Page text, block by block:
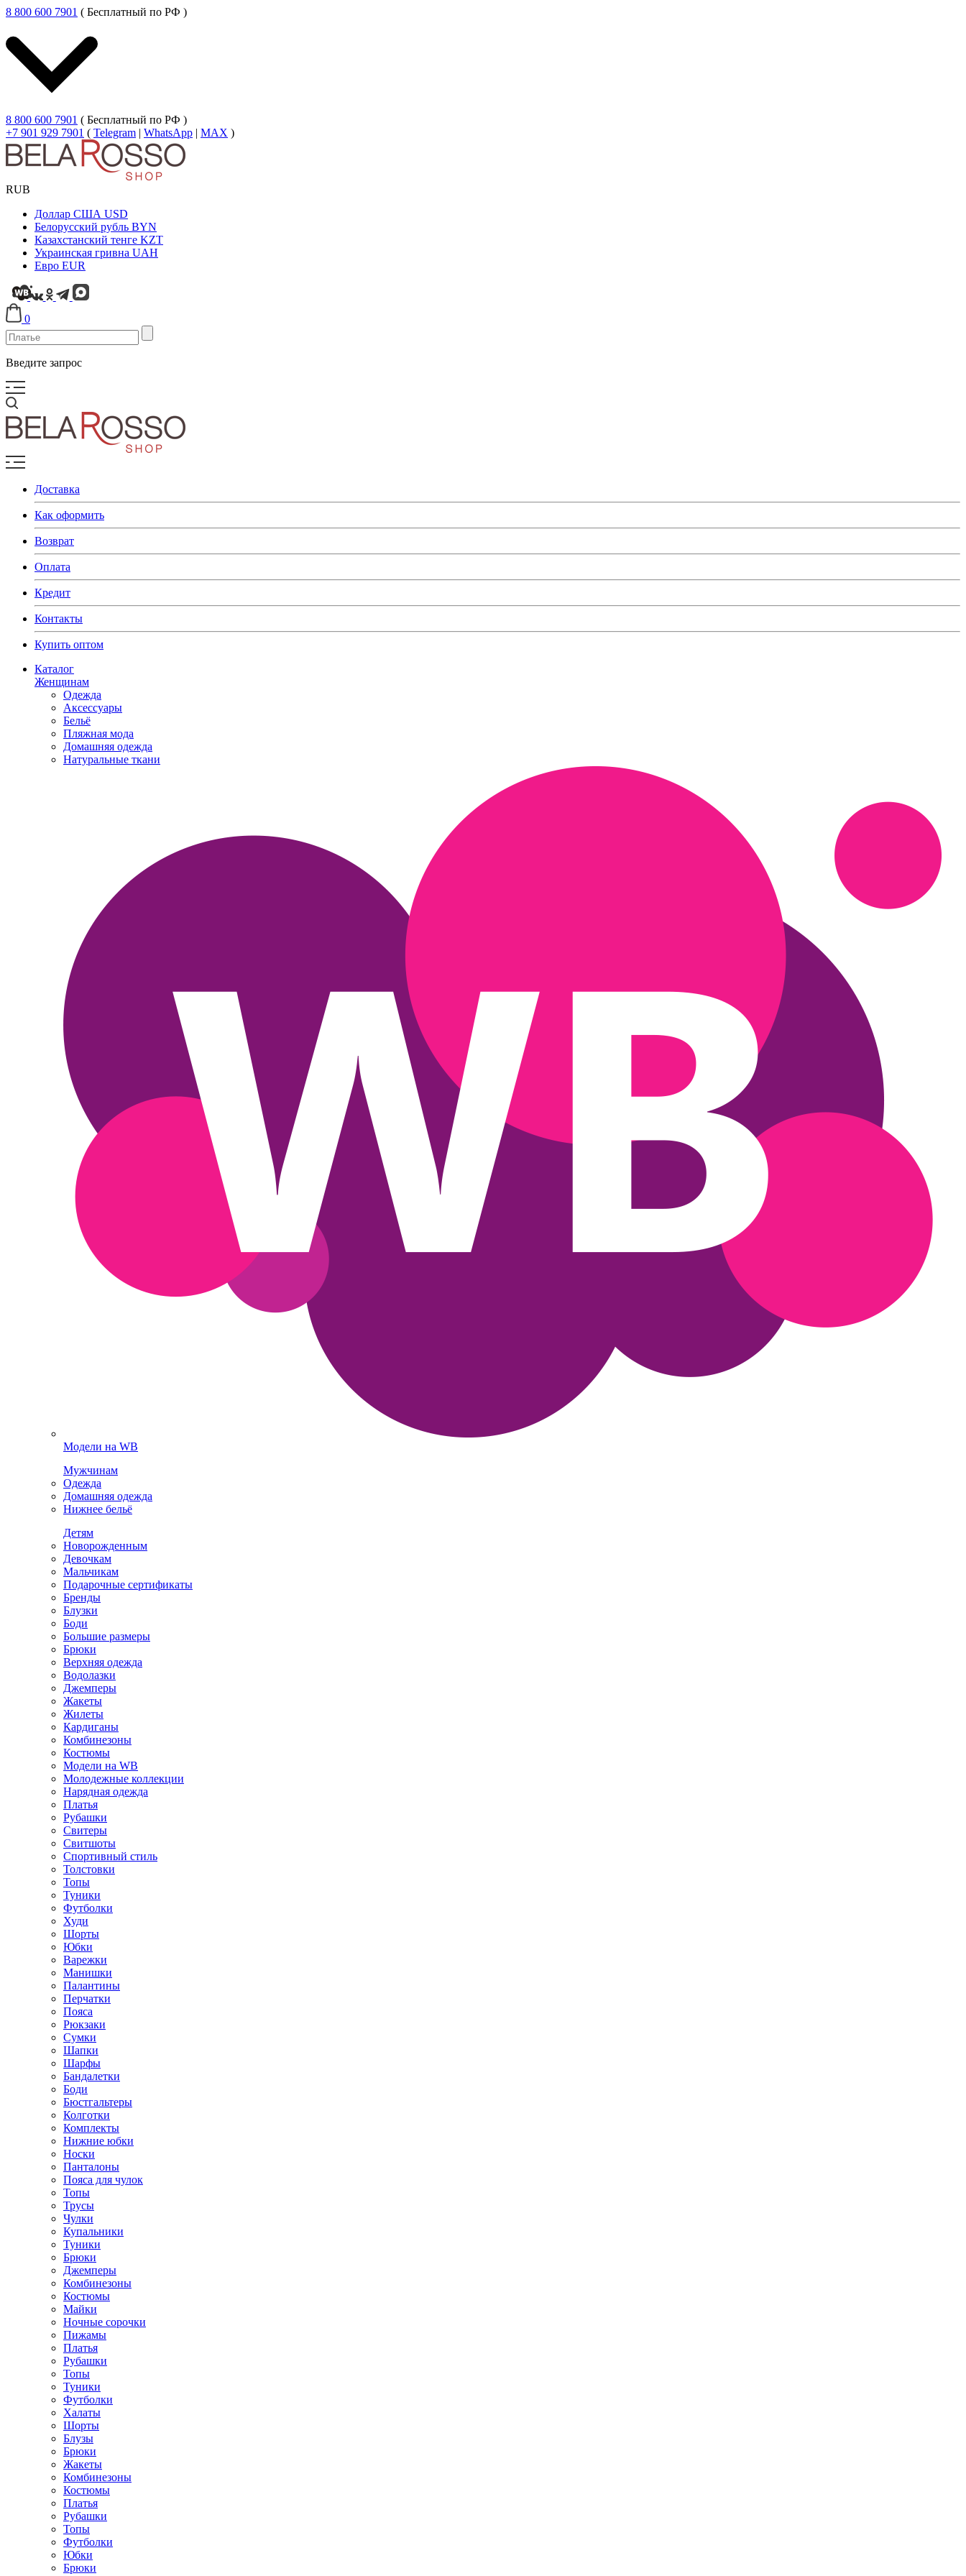
8 800 600 7901 ( Бесплатный по РФ )
8 800 600 7901 ( Бесплатный по РФ )
+7 901 929 7901 ( Telegram | WhatsApp | MAX )
RUB
Доллар США USD
Белорусский рубль BYN
Казахстанский тенге KZT
Украинская гривна UAH
Евро EUR
0
Введите запрос
Доставка
Как оформить
Возврат
Оплата
Кредит
Контакты
Купить оптом
Каталог
Женщинам
Одежда
Аксессуары
Бельё
Пляжная мода
Домашняя одежда
Натуральные ткани
Модели на WB
Мужчинам
Одежда
Домашняя одежда
Нижнее бельё
Детям
Новорожденным
Девочкам
Мальчикам
Подарочные сертификаты
Бренды
Блузки
Боди
Большие размеры
Брюки
Верхняя одежда
Водолазки
Джемперы
Жакеты
Жилеты
Кардиганы
Комбинезоны
Костюмы
Модели на WB
Молодежные коллекции
Нарядная одежда
Платья
Рубашки
Свитеры
Свитшоты
Спортивный стиль
Толстовки
Топы
Туники
Футболки
Худи
Шорты
Юбки
Варежки
Манишки
Палантины
Перчатки
Пояса
Рюкзаки
Сумки
Шапки
Шарфы
Бандалетки
Боди
Бюстгальтеры
Колготки
Комплекты
Нижние юбки
Носки
Панталоны
Поясa для чулок
Топы
Трусы
Чулки
Купальники
Туники
Брюки
Джемперы
Комбинезоны
Костюмы
Майки
Ночные сорочки
Пижамы
Платья
Рубашки
Топы
Туники
Футболки
Халаты
Шорты
Блузы
Брюки
Жакеты
Комбинезоны
Костюмы
Платья
Рубашки
Топы
Футболки
Юбки
Брюки